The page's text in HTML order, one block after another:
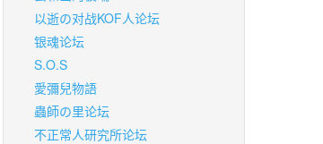
以逝の对战KOF人论坛
银魂论坛
S.O.S
愛彌兒物語
蟲師の里论坛
不正常人研究所论坛